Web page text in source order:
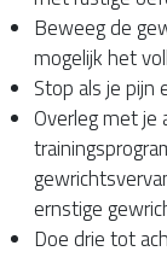
Beweeg de
mogelijk het
Stop als je pijn
Overleg met
ernstige
Doe drie tot